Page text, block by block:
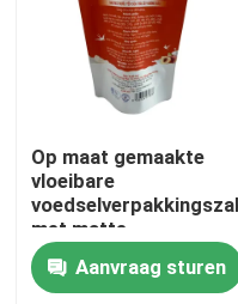
Koffieverpakkingszak
Zakjes met platte
Zak in Doos
Op maat gemaakte
vloeibare
met matte
oppervlakte en folie
Aanvraag sturen